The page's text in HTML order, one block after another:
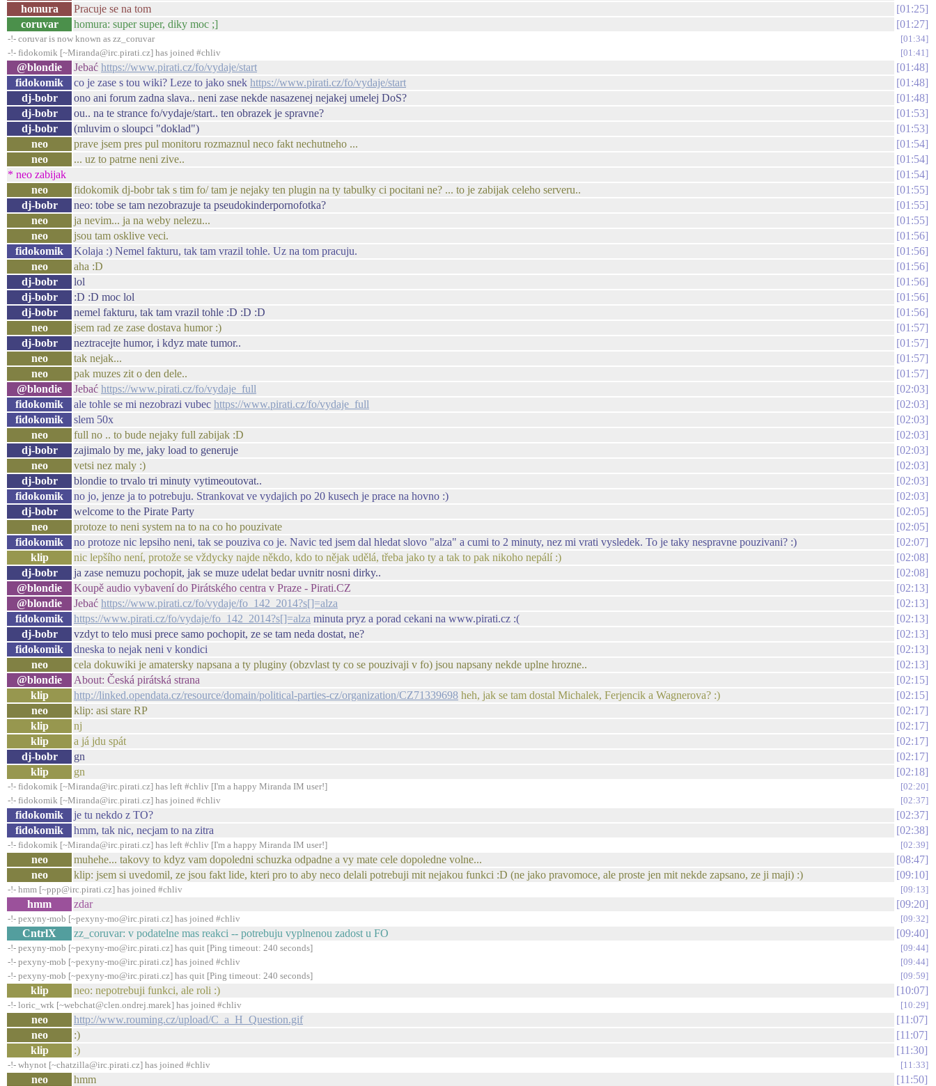
homura
Pracuje se na tom
01:25
coruvar
homura: super super, diky moc ;] 01:27
-!- coruvar is now known as zz_coruvar
01:34
-!- fidokomik [~Miranda@irc.pirati.cz] has joined #chliv
01:41
@blondie Jebać https://www.pirati.cz/fo/vydaje/start
01:48
fidokomik
co je zase s tou wiki? Leze to jako snek https://www.pirati.cz/fo/vydaje/start
01:48
dj-bobr
ono ani forum zadna slava.. neni zase nekde nasazenej nejakej umelej DoS?
01:48
dj-bobr
ou.. na te strance fo/vydaje/start.. ten obrazek je spravne?
01:53
dj-bobr
(mluvim o sloupci "doklad")
01:53
neo
prave jsem pres pul monitoru rozmaznul neco fakt nechutneho ...
01:54
neo
... uz to patrne neni zive..
01:54
* neo zabijak
01:54
neo
fidokomik dj-bobr tak s tim fo/ tam je nejaky ten plugin na ty tabulky ci pocitani ne? ... to je zabijak celeho serveru..
01:55
dj-bobr
neo: tobe se tam nezobrazuje ta pseudokinderpornofotka?
01:55
neo
ja nevim... ja na weby nelezu...
01:55
neo
jsou tam osklive veci.
01:56
fidokomik
Kolaja :) Nemel fakturu, tak tam vrazil tohle. Uz na tom pracuju.
01:56
neo
aha :D
01:56
dj-bobr
lol
01:56
dj-bobr
:D :D moc lol
01:56
dj-bobr
nemel fakturu, tak tam vrazil tohle :D :D :D
01:56
neo
jsem rad ze zase dostava humor :)
01:57
dj-bobr
neztracejte humor, i kdyz mate tumor..
01:57
neo
tak nejak...
01:57
neo
pak muzes zit o den dele..
01:57
@blondie
Jebać https://www.pirati.cz/fo/vydaje_full
02:03
fidokomik
ale tohle se mi nezobrazi vubec https://www.pirati.cz/fo/vydaje_full
02:03
fidokomik
slem 50x
02:03
neo
full no .. to bude nejaky full zabijak :D
02:03
dj-bobr
zajimalo by me, jaky load to generuje
02:03
neo
vetsi nez maly :)
02:03
dj-bobr
blondie to trvalo tri minuty vytimeoutovat..
02:03
fidokomik
no jo, jenze ja to potrebuju. Strankovat ve vydajich po 20 kusech je prace na hovno :)
02:03
dj-bobr
welcome to the Pirate Party
02:05
neo
protoze to neni system na to na co ho pouzivate
02:05
fidokomik
no protoze nic lepsiho neni, tak se pouziva co je. Navic ted jsem dal hledat slovo "alza" a cumi to 2 minuty, nez mi vrati vysledek. To je taky nespravne pouzivani? :)
02:07
klip
nic lepšího není, protože se vždycky najde někdo, kdo to nějak udělá, třeba jako ty a tak to pak nikoho nepálí :)
02:08
dj-bobr
ja zase nemuzu pochopit, jak se muze udelat bedar uvnitr nosni dirky..
02:08
@blondie
Koupě audio vybavení do Pirátského centra v Praze - Pirati.CZ
02:13
@blondie
Jebać https://www.pirati.cz/fo/vydaje/fo_142_2014?s[]=alza
02:13
fidokomik
https://www.pirati.cz/fo/vydaje/fo_142_2014?s[]=alza minuta pryz a porad cekani na www.pirati.cz :(
02:13
dj-bobr
vzdyt to telo musi prece samo pochopit, ze se tam neda dostat, ne?
02:13
fidokomik
dneska to nejak neni v kondici
02:13
neo
cela dokuwiki je amatersky napsana a ty pluginy (obzvlast ty co se pouzivaji v fo) jsou napsany nekde uplne hrozne..
02:13
@blondie
About: Česká pirátská strana
02:15
klip
http://linked.opendata.cz/resource/domain/political-parties-cz/organization/CZ71339698 heh, jak se tam dostal Michalek, Ferjencik a Wagnerova? :)
02:15
neo
klip: asi stare RP
02:17
klip
nj
02:17
klip
a já jdu spát
02:17
dj-bobr
gn
02:17
klip
gn 02:18
-!- fidokomik [~Miranda@irc.pirati.cz] has left #chliv [I'm a happy Miranda IM user!]
02:20
-!- fidokomik [~Miranda@irc.pirati.cz] has joined #chliv
02:37
fidokomik je tu nekdo z TO?
02:37
fidokomik
hmm, tak nic, necjam to na zitra 02:38
-!- fidokomik [~Miranda@irc.pirati.cz] has left #chliv [I'm a happy Miranda IM user!] 02:39
neo muhehe... takovy to kdyz vam dopoledni schuzka odpadne a vy mate cele dopoledne volne...
08:47
neo
klip: jsem si uvedomil, ze jsou fakt lide, kteri pro to aby neco delali potrebuji mit nejakou funkci :D (ne jako pravomoce, ale proste jen mit nekde zapsano, ze ji maji) :) 09:10
-!- hmm [~ppp@irc.pirati.cz] has joined #chliv 09:13
hmm zdar 09:20
-!- pexyny-mob [~pexyny-mo@irc.pirati.cz] has joined #chliv 09:32
CntrlX zz_coruvar: v podatelne mas reakci -- potrebuju vyplnenou zadost u FO 09:40
-!- pexyny-mob [~pexyny-mo@irc.pirati.cz] has quit [Ping timeout: 240 seconds]
09:44
-!- pexyny-mob [~pexyny-mo@irc.pirati.cz] has joined #chliv
09:44
-!- pexyny-mob [~pexyny-mo@irc.pirati.cz] has quit [Ping timeout: 240 seconds]
09:59
klip neo: nepotrebuji funkci, ale roli :) 10:07
-!- loric_wrk [~webchat@clen.ondrej.marek] has joined #chliv 10:29
neo http://www.rouming.cz/upload/C_a_H_Question.gif
11:07
neo
:)
11:07
klip
:) 11:30
-!- whynot [~chatzilla@irc.pirati.cz] has joined #chliv 11:33
neo hmm 11:50